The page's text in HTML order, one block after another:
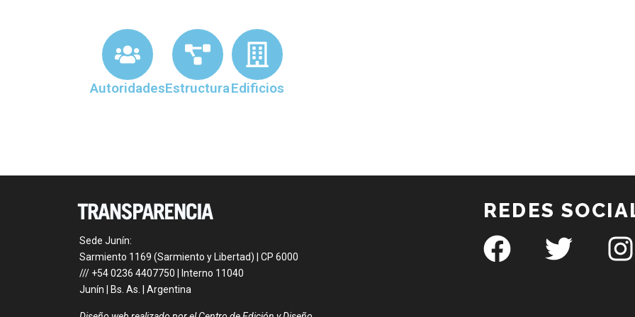
AutoridadesEstructuraEdificios
Sede Junín:
Sarmiento 1169 (Sarmiento y Libertad) | CP 6000
/// +54 0236 4407750 | Interno 11040
Junín | Bs. As. | Argentina
REDES